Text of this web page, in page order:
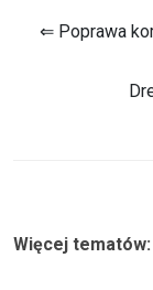
⇐ Poprawa
Więcej tematów: